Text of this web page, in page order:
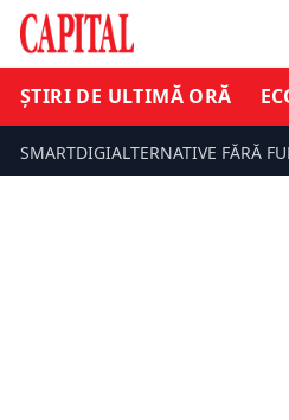
ȘTIRI DE ULTIMĂ ORĂ
SMARTDIGIALTERNATIVE FĂRĂ